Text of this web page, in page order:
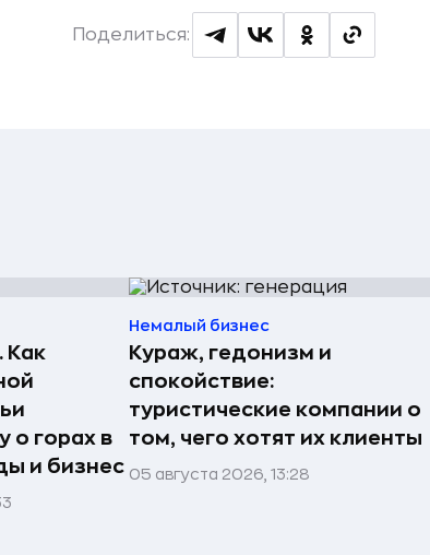
Поделиться:
Как
о горах в
и бизнес
Немалый бизнес
Кураж, гедонизм и
спокойствие:
туристические компании о
том, чего хотят их клиенты
05 августа 2026, 13:28